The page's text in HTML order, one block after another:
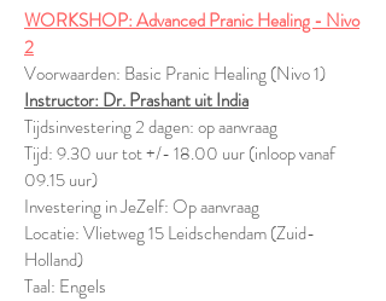
WORKSHOP: Advanced Pranic Healing - Nivo
2
Voorwaarden: Basic Pranic Healing (Nivo 1)
Instructor: Dr. Prashant uit India
Tijdsinvestering 2 dagen: op aanvraag
Tijd: 9.30 uur tot +/- 18.00 uur (inloop vanaf
09.15 uur)
Investering in JeZelf: Op aanvraag
Locatie: Vlietweg 15 Leidschendam (Zuid-
Holland)
Taal: Engels